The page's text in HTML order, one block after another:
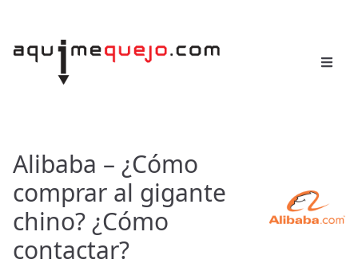
Alibaba – ¿Cómo
comprar al gigante
chino? ¿Cómo
contactar?